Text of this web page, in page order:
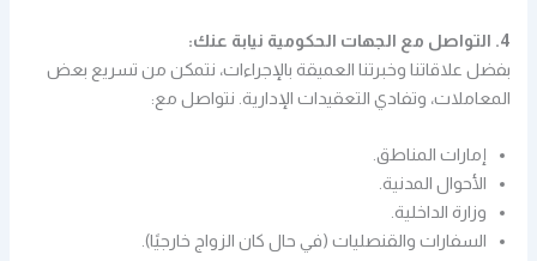
4. التواصل مع الجهات الحكومية نيابة عنك:
بفضل علاقاتنا وخبرتنا العميقة بالإجراءات، نتمكن من تسريع بعض
المعاملات، وتفادي التعقيدات الإدارية. نتواصل مع:
إمارات المناطق.
الأحوال المدنية.
وزارة الداخلية.
السفارات والقنصليات (في حال كان الزواج خارجيًا).